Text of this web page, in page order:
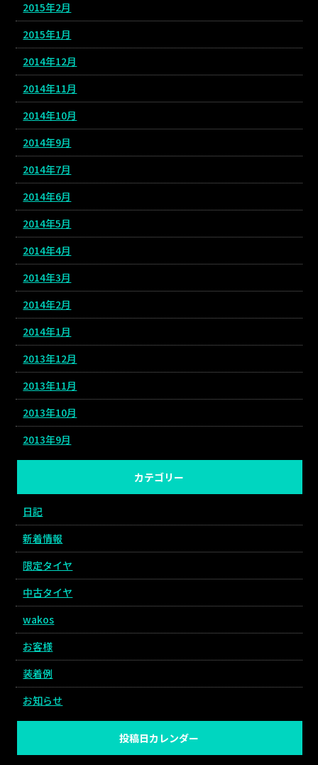
2015年2月
2015年1月
2014年12月
2014年11月
2014年10月
2014年9月
2014年7月
2014年6月
2014年5月
2014年4月
2014年3月
2014年2月
2014年1月
2013年12月
2013年11月
2013年10月
2013年9月
カテゴリー
日記
新着情報
限定タイヤ
中古タイヤ
wakos
お客様
装着例
お知らせ
投稿日カレンダー